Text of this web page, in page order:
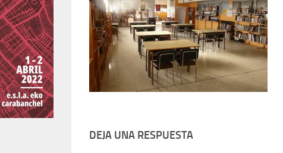
DEJA UNA RESPUESTA